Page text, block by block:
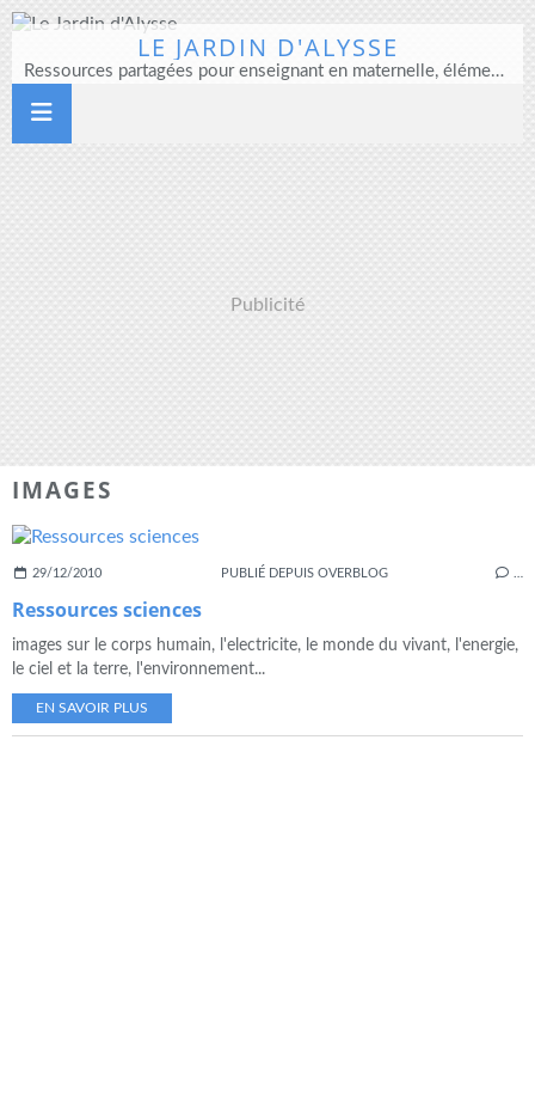
LE JARDIN D'ALYSSE
Ressources partagées pour enseignant en maternelle, élémentaire et direction d'école
Publicité
IMAGES
29/12/2010 PUBLIÉ DEPUIS OVERBLOG
Ressources sciences
images sur le corps humain, l'electricite, le monde du vivant, l'energie,
le ciel et la terre, l'environnement...
EN SAVOIR PLUS